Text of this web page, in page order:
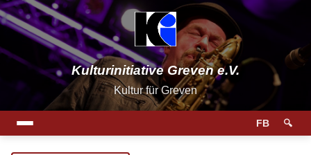
Kulturinitiative Greven e.V.
Kultur für Greven
FB 🔍